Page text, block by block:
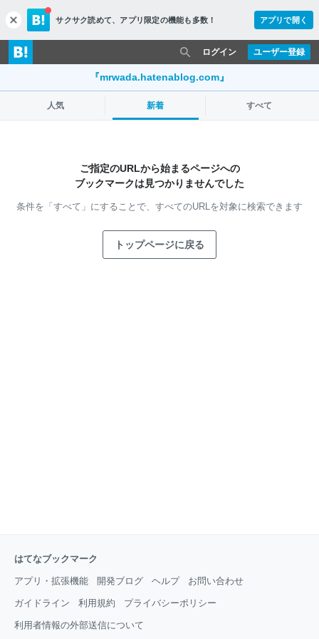
c
l
o
s
サクサク読めて、 アプリ限定の機能も多数！ アプリで開く
ユーザー登録
ログイン
『mrwada.hatenablog.com』
人気 新着 すべて
ご指定のURLから始まるページへの
ブックマークは見つかりませんでした
条件を「すべて」にすることで、 すべてのURLを対象に検索できます
トップページに戻る
はてなブックマーク
アプリ・拡張機能 開発ブログ ヘルプ お問い合わせ
ガイドライン 利用規約 プライバシーポリシー
利用者情報の外部送信について